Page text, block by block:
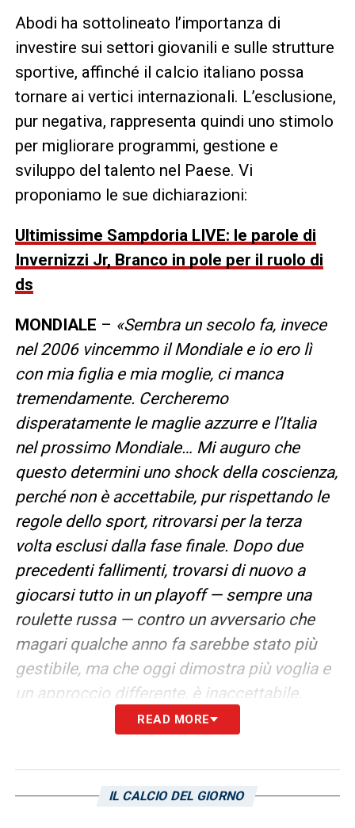
Abodi ha sottolineato l’importanza di
investire sui settori giovanili e sulle strutture
sportive, affinché il calcio italiano possa
tornare ai vertici internazionali. L’esclusione,
pur negativa, rappresenta quindi uno stimolo
per migliorare programmi, gestione e
sviluppo del talento nel Paese. Vi
proponiamo le sue dichiarazioni:
Ultimissime Sampdoria LIVE: le parole di
Invernizzi Jr, Branco in pole per il ruolo di
ds
MONDIALE – «Sembra un secolo fa, invece
nel 2006 vincemmo il Mondiale e io ero lì
con mia figlia e mia moglie, ci manca
tremendamente. Cercheremo
disperatamente le maglie azzurre e l’Italia
nel prossimo Mondiale… Mi auguro che
questo determini uno shock della coscienza,
perché non è accettabile, pur rispettando le
regole dello sport, ritrovarsi per la terza
volta esclusi dalla fase finale. Dopo due
precedenti fallimenti, trovarsi di nuovo a
giocarsi tutto in un playoff — sempre una
roulette russa — contro un avversario che
magari qualche anno fa sarebbe stato più
gestibile, ma che oggi dimostra più voglia e
un approccio differente, è inaccettabile.
Stiamo entrando in una sorta di sortilegio: il
negato. La priorità assoluta deve essere la
READ MORE
IL CALCIO DEL GIORNO